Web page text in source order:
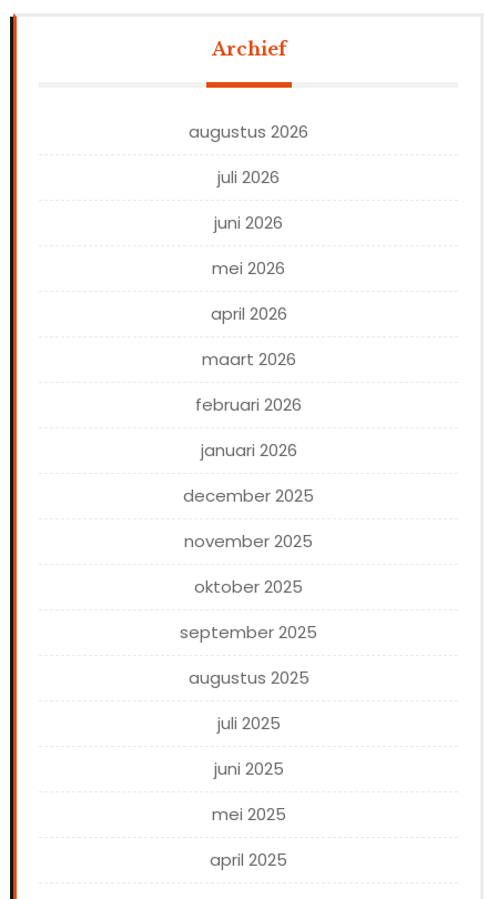
Archief
augustus 2026
juli 2026
juni 2026
mei 2026
april 2026
maart 2026
februari 2026
januari 2026
december 2025
november 2025
oktober 2025
september 2025
augustus 2025
juli 2025
juni 2025
mei 2025
april 2025